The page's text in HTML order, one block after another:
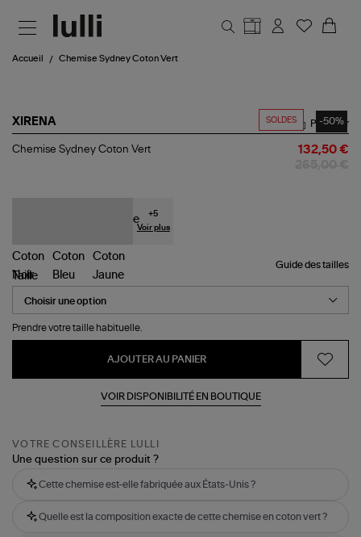
Accueil Chemise Sydney Coton Vert
SOLDES -50%
XIRENA
Chemise
Partager
Chemise Sydney Coton Vert 132,50 €
+5
Voir plus
Guide des tailles
Taille
Prendre votre taille habituelle.
AJOUTER AU PANIER
VOIR DISPONIBILITÉ EN BOUTIQUE
VOTRE CONSEILLÈRE LULLI
Une question sur ce produit ?
Cette chemise est-elle fabriquée aux États-Unis ?
Quelle est la composition exacte de cette chemise en coton vert ?